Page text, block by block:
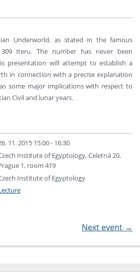
Underworld, as stated in the famous
Iteru. The number has never been
presentation will attempt to establish a
in connection with a precise explanation
some major implications with respect to
Civil and lunar years.
11. 2015 15:00 - 16:30
Institute of Egyptology, Celetná 20,
1, room 419
Institute of Egyptology
Next event →